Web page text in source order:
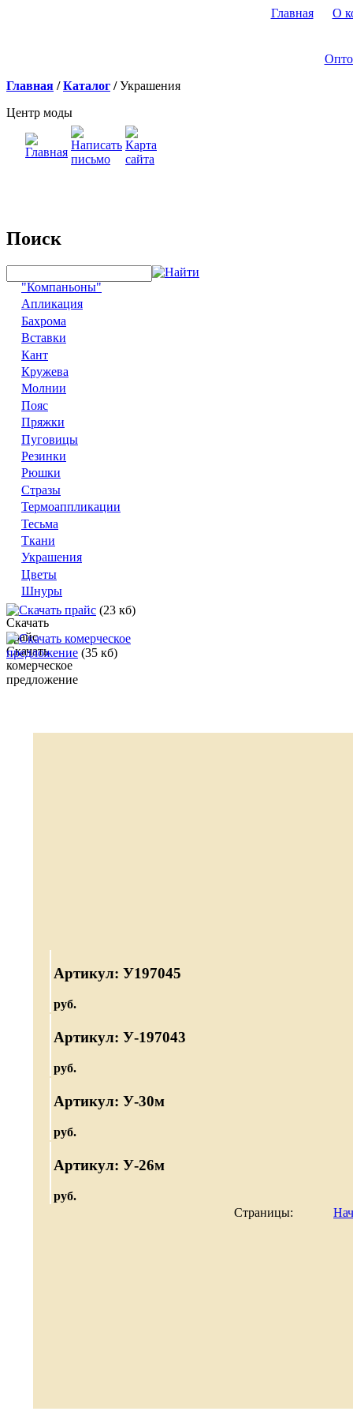
Главная О
Главная /Каталог /Украшения
Центр моды
Поиск
"Компаньоны"
Апликация
Бахрома
Вставки
Кант
Кружева
Молнии
Пояс
Пряжки
Пуговицы
Резинки
Рюшки
Стразы
Термоаппликации
Тесьма
Ткани
Украшения
Цветы
Шнуры
Скачать прайс (23 кб)
Скачать комерческое
предложение (35 кб)
Артикул: У197045
руб.
Артикул: У-197043
руб.
Артикул: У-30м
руб.
Артикул: У-26м
руб.
Страницы: